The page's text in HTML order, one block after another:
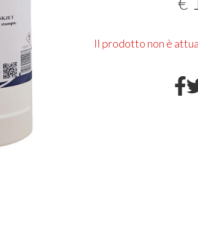
Il prodotto non è